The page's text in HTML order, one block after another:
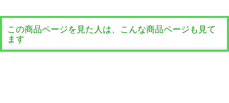
この商品ページを見た人は、こんな商品ページも見て
ます